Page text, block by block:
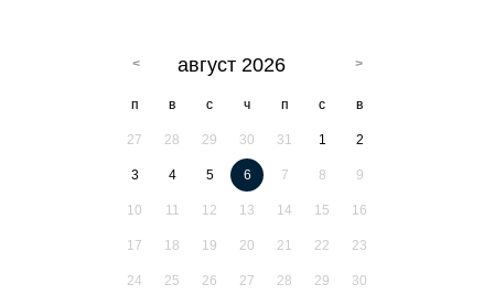
август 2026
п в с ч п с в
27 28 29 30 31 1 2
3 4 5 6 7 8 9
10 11 12 13 14 15 16
17 18 19 20 21 22 23
24 25 26 27 28 29 30